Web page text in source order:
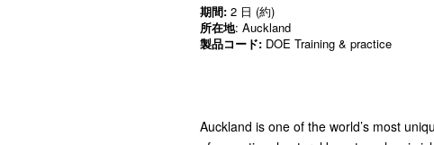
期間: 2 日 (約)
所在地: Auckland
製品コード: DOE Training & practice
Auckland is one of the world’s most